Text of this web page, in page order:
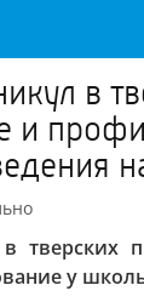
в
и
тверских
у